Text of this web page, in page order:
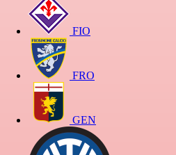
FIO
FRO
GEN